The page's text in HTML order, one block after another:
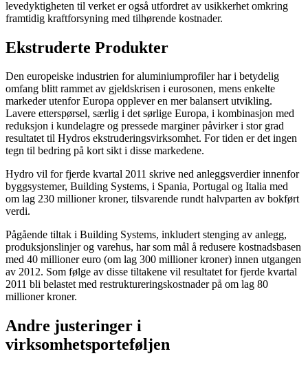
levedyktigheten til verket er også utfordret av usikkerhet omkring
framtidig kraftforsyning med tilhørende kostnader.
Ekstruderte Produkter
Den europeiske industrien for aluminiumprofiler har i betydelig
omfang blitt rammet av gjeldskrisen i eurosonen, mens enkelte
markeder utenfor Europa opplever en mer balansert utvikling.
Lavere etterspørsel, særlig i det sørlige Europa, i kombinasjon med
reduksjon i kundelagre og pressede marginer påvirker i stor grad
resultatet til Hydros ekstruderingsvirksomhet. For tiden er det ingen
tegn til bedring på kort sikt i disse markedene.
Hydro vil for fjerde kvartal 2011 skrive ned anleggsverdier innenfor
byggsystemer, Building Systems, i Spania, Portugal og Italia med
om lag 230 millioner kroner, tilsvarende rundt halvparten av bokført
verdi.
Pågående tiltak i Building Systems, inkludert stenging av anlegg,
produksjonslinjer og varehus, har som mål å redusere kostnadsbasen
med 40 millioner euro (om lag 300 millioner kroner) innen utgangen
av 2012. Som følge av disse tiltakene vil resultatet for fjerde kvartal
2011 bli belastet med restruktureringskostnader på om lag 80
millioner kroner.
Andre justeringer i
virksomhetsporteføljen